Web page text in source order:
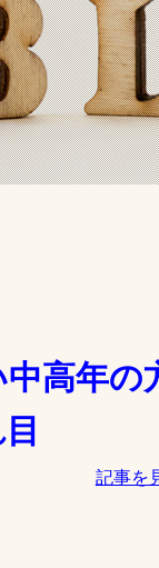
高年の
記事を